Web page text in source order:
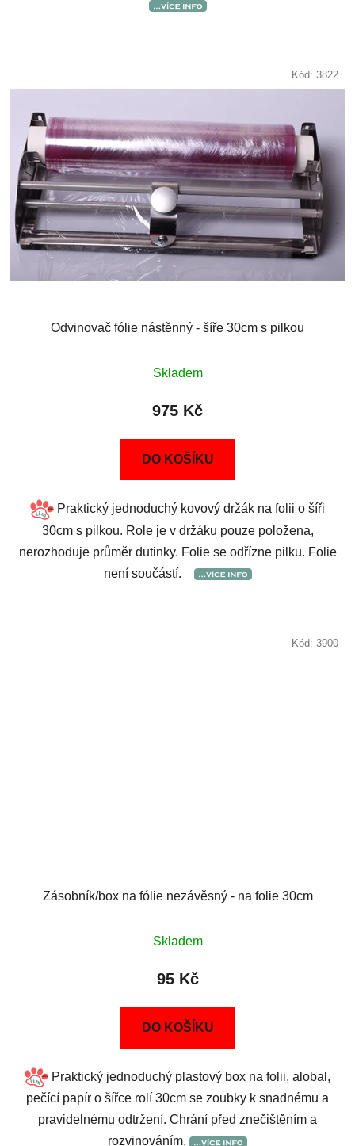
Odvinovač fólie nástěnný - šíře 30cm s pilkou
Skladem
975 Kč
DO KOŠÍKU
Praktický jednoduchý kovový držák na folii o šíři
30cm s pilkou. Role je v držáku pouze položena,
nerozhoduje průměr dutinky. Folie se odřízne pilku. Folie
není součástí.
Kód: 3822
Zásobník/box na fólie nezávěsný - na folie 30cm
Skladem
95 Kč
DO KOŠÍKU
Praktický jednoduchý plastový box na folii, alobal,
pečící papír o šířce rolí 30cm se zoubky k snadnému a
pravidelnému odtržení. Chrání před znečištěním a
rozvinováním.
Kód: 3900